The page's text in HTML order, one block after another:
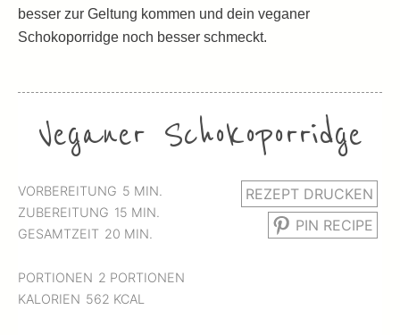
besser zur Geltung kommen und dein veganer
Schokoporridge noch besser schmeckt.
Veganer Schokoporridge
VORBEREITUNG 5MINUTEN
MIN.
ZUBEREITUNG 15MINUTEN
MIN.
GESAMTZEIT 20MINUTEN
MIN.
PORTIONEN 2 PORTIONEN
KALORIEN 562 KCAL
REZEPT DRUCKEN
PIN RECIPE